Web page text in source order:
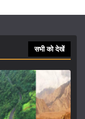
सभी को देखें